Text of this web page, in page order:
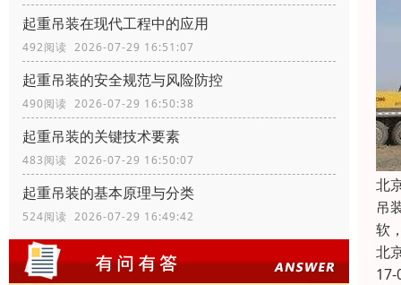
起重吊装在现代工程中的应用
492阅读 2026-07-29 16:51:07
起重吊装的安全规范与风险防控
490阅读 2026-07-29 16:50:38
起重吊装的关键技术要素
483阅读 2026-07-29 16:50:07
起重吊装的基本原理与分类
524阅读 2026-07-29 16:49:42
北
吊
软
北
17-